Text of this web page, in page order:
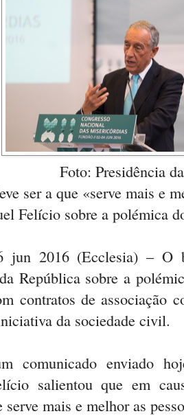
Foto: Presidência
ser a que «serve mais e
Felício sobre a polémica
jun 2016 (Ecclesia) – O
República sobre a
contratos de associação
da sociedade civil.
comunicado enviado
salientou que em
mais e melhor as